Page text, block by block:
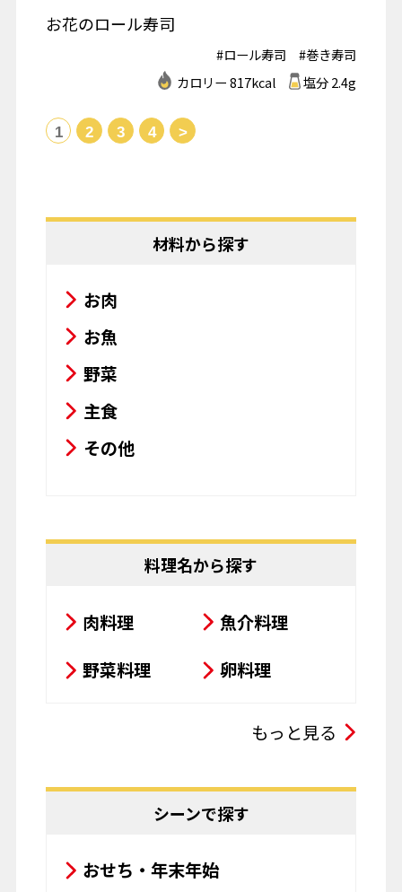
お花のロール寿司
#ロール寿司
#巻き寿司
カロリー 817kcal
塩分 2.4g
1 2 3 4 >
材料から探す
お肉
お魚
野菜
主食
その他
料理名から探す
肉料理
魚介料理
野菜料理
卵料理
揚げ物
粉物
もっと見る
シーンで探す
おせち・年末年始